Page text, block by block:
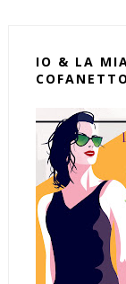
IO & LA
COFANETTO